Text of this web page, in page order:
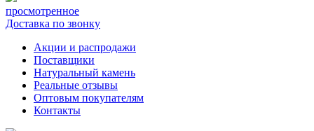
просмотренное
Доставка по звонку
Акции и распродажи
Поставщики
Натуральный камень
Реальные отзывы
Оптовым покупателям
Контакты